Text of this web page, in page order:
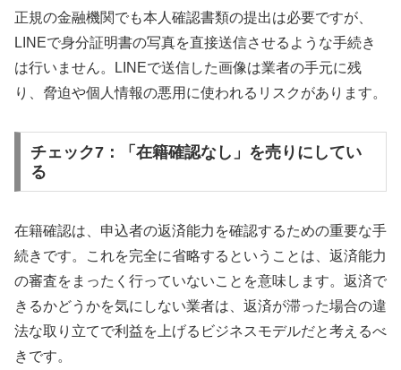
正規の金融機関でも本人確認書類の提出は必要ですが、
LINEで身分証明書の写真を直接送信させるような手続き
は行いません。LINEで送信した画像は業者の手元に残
り、脅迫や個人情報の悪用に使われるリスクがあります。
チェック7：「在籍確認なし」を売りにしてい
る
在籍確認は、申込者の返済能力を確認するための重要な手
続きです。これを完全に省略するということは、返済能力
の審査をまったく行っていないことを意味します。返済で
きるかどうかを気にしない業者は、返済が滞った場合の違
法な取り立てで利益を上げるビジネスモデルだと考えるべ
きです。